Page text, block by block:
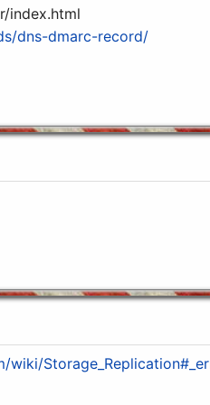
index.html
dns-dmarc-record/